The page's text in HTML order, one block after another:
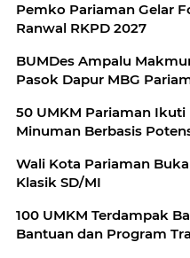
Pemko Pariaman Gelar
Ranwal RKPD 2027
BUMDes Ampalu
Pasok Dapur MBG
50 UMKM Pariaman
Minuman Berbasis
Wali Kota Pariaman
Klasik SD/MI
100 UMKM Terdampak
Bantuan dan Program